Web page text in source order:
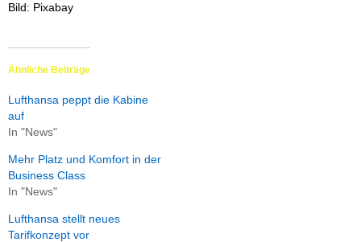
Bild: Pixabay
Ähnliche Beiträge
Lufthansa peppt die Kabine
auf
In "News"
Mehr Platz und Komfort in der
Business Class
In "News"
Lufthansa stellt neues
Tarifkonzept vor